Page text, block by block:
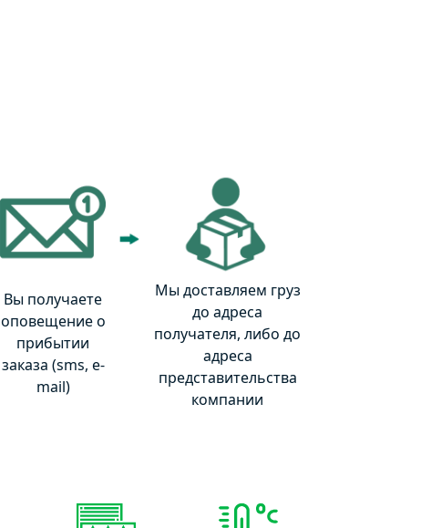
Вы получаете
оповещение о
прибытии
заказа (sms, e-
mail)
Мы доставляем груз
до адреса
получателя, либо до
адреса
представительства
компании